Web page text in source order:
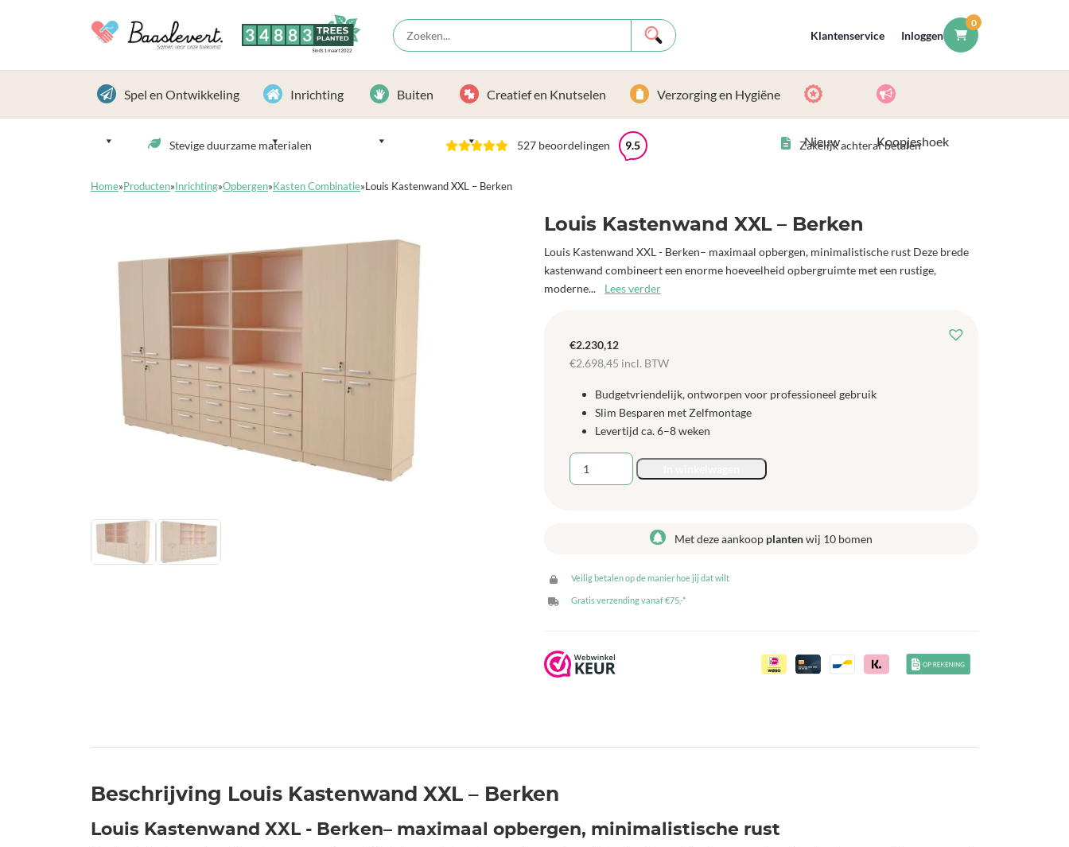
3 4 8 8 3 TREES
PLANTED
Sinds 1 maart 2022
Klantenservice Inloggen
0
Spel en Ontwikkeling Inrichting Buiten Creatief en Knutselen Verzorging en Hygiëne
Nieuw Koopjeshoek
Stevige duurzame materialen 527 beoordelingen 9.5 Zakelijk achteraf betalen
Home» Producten» Inrichting»Opbergen» Kasten Combinatie» Louis Kastenwand XXL – Berken
Louis Kastenwand XXL – Berken
Louis Kastenwand XXL - Berken– maximaal opbergen, minimalistische rust Deze brede
kastenwand combineert een enorme hoeveelheid opbergruimte met een rustige,
moderne...
Lees verder
€2.230,12
€2.698,45 incl. BTW
Budgetvriendelijk, ontworpen voor professioneel gebruik
Slim Besparen met Zelfmontage
Levertijd ca. 6–8 weken
Louis
Kastenwand
Met deze aankoop plantenwij 10 bomen
Veilig betalen op de manier hoe jij dat wilt
Gratis verzending vanaf €75,-*
Beschrijving Louis Kastenwand XXL – Berken
Louis Kastenwand XXL - Berken– maximaal opbergen, minimalistische rust